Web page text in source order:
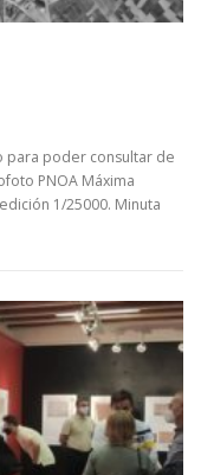
para poder consultar de
PNOA Máxima
1/25000. Minuta